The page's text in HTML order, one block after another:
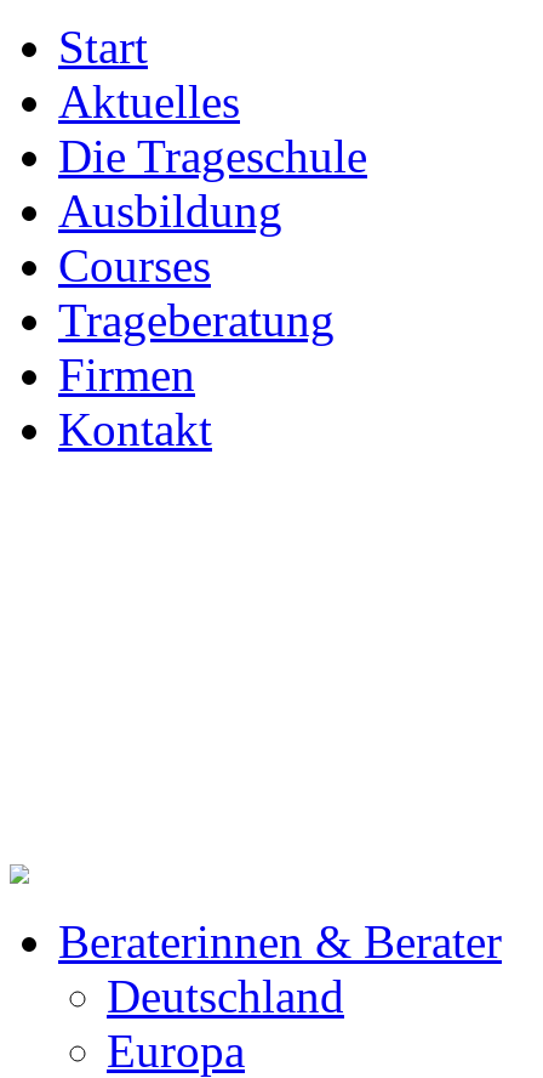
Start
Aktuelles
Die Trageschule
Ausbildung
Courses
Trageberatung
Firmen
Kontakt
Beraterinnen & Berater
Deutschland
Europa